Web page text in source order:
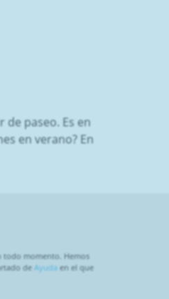
de paseo. Es en
en verano? En
todo momento. Hemos
de Ayuda en el que